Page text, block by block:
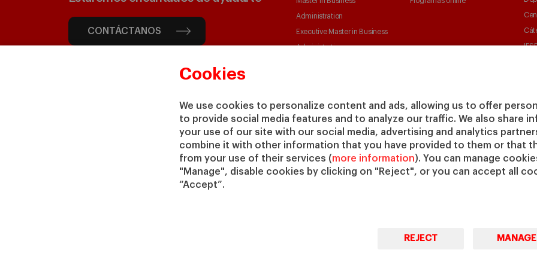
Cookies
We use cookies to personalize content and ads, allowing us to offer
to provide social media features and to analyze our traffic. We also share
your use of our site with our social media, advertising and analytics
combine it with other information that you have provided to them or that
from your use of their services (more information). You can manage
"Manage", disable cookies by clicking on "Reject", or you can accept all
“Accept”.
REJECT MANAGE
CONTÁCTANOS
Administration
Executive Master in Business
Administration
Master in Research in
PhD in Management
© Copyright, 2026. IESE Business School | University of